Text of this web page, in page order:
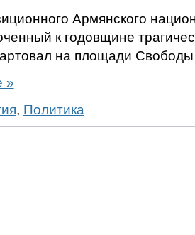
Армянского
к годовщине
на площади
»
, Политика